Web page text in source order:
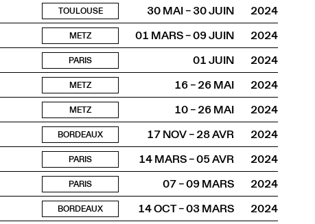
TOULOUSE 30 MAI – 30 JUIN
2024
METZ 01 MARS – 09 JUIN
2024
PARIS 01 JUIN
2024
METZ 16 – 26 MAI
2024
METZ 10 – 26 MAI
2024
BORDEAUX 17 NOV – 28 AVR
2024
PARIS 14 MARS – 05 AVR
2024
PARIS 07 – 09 MARS
2024
BORDEAUX 14 OCT – 03 MARS
2024